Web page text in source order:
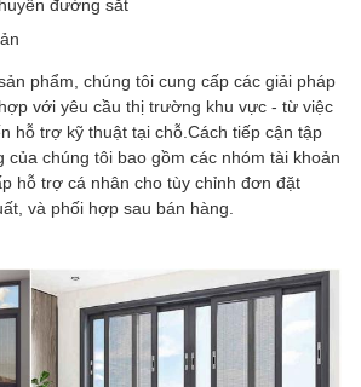
đường sắt
phẩm, chúng tôi cung cấp các giải pháp
với yêu cầu thị trường khu vực - từ việc
hỗ trợ kỹ thuật tại chỗ.Cách tiếp cận tập
của chúng tôi bao gồm các nhóm tài khoản
hỗ trợ cá nhân cho tùy chỉnh đơn đặt
và phối hợp sau bán hàng.